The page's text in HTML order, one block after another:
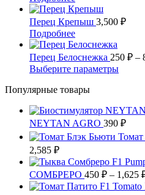
выбрать
на
странице
товара.
вариаций.
Опции
можно
выбрать
на
странице
товара.
товар
имеет
несколько
вариаций.
Опции
можно
выбрать
странице
товара.
Перец Крепыш 3,500 ₽
ПодробнееЭтот
товар
имеет
несколько
вариаций.
Опции
выбрать
на
странице
товара.
Перец Белоснежка 250 ₽ –
Выберите параметрыЭтот
Опции
на
Популярные товары
NEYTAN AGRO 390 ₽
2,585 ₽Диапазон
цен:
300 ₽
–
СОМБРЕРО 450 ₽ – 1,625